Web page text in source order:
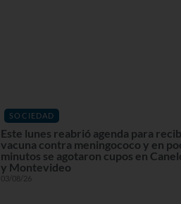
SOCIEDAD
Este lunes reabrió agenda para
vacuna contra meningococo y en
minutos se agotaron cupos en
y Montevideo
03/08/26